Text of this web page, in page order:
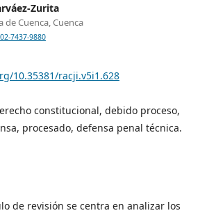
Zurita
de Cuenca, Cuenca
7437-9880
10.35381/racji.v5i1.628
constitucional, debido proceso,
procesado, defensa penal técnica.
de revisión se centra en analizar los